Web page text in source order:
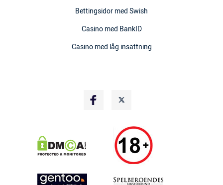
Bettingsidor med Swish
Casino med BankID
Casino med låg insättning